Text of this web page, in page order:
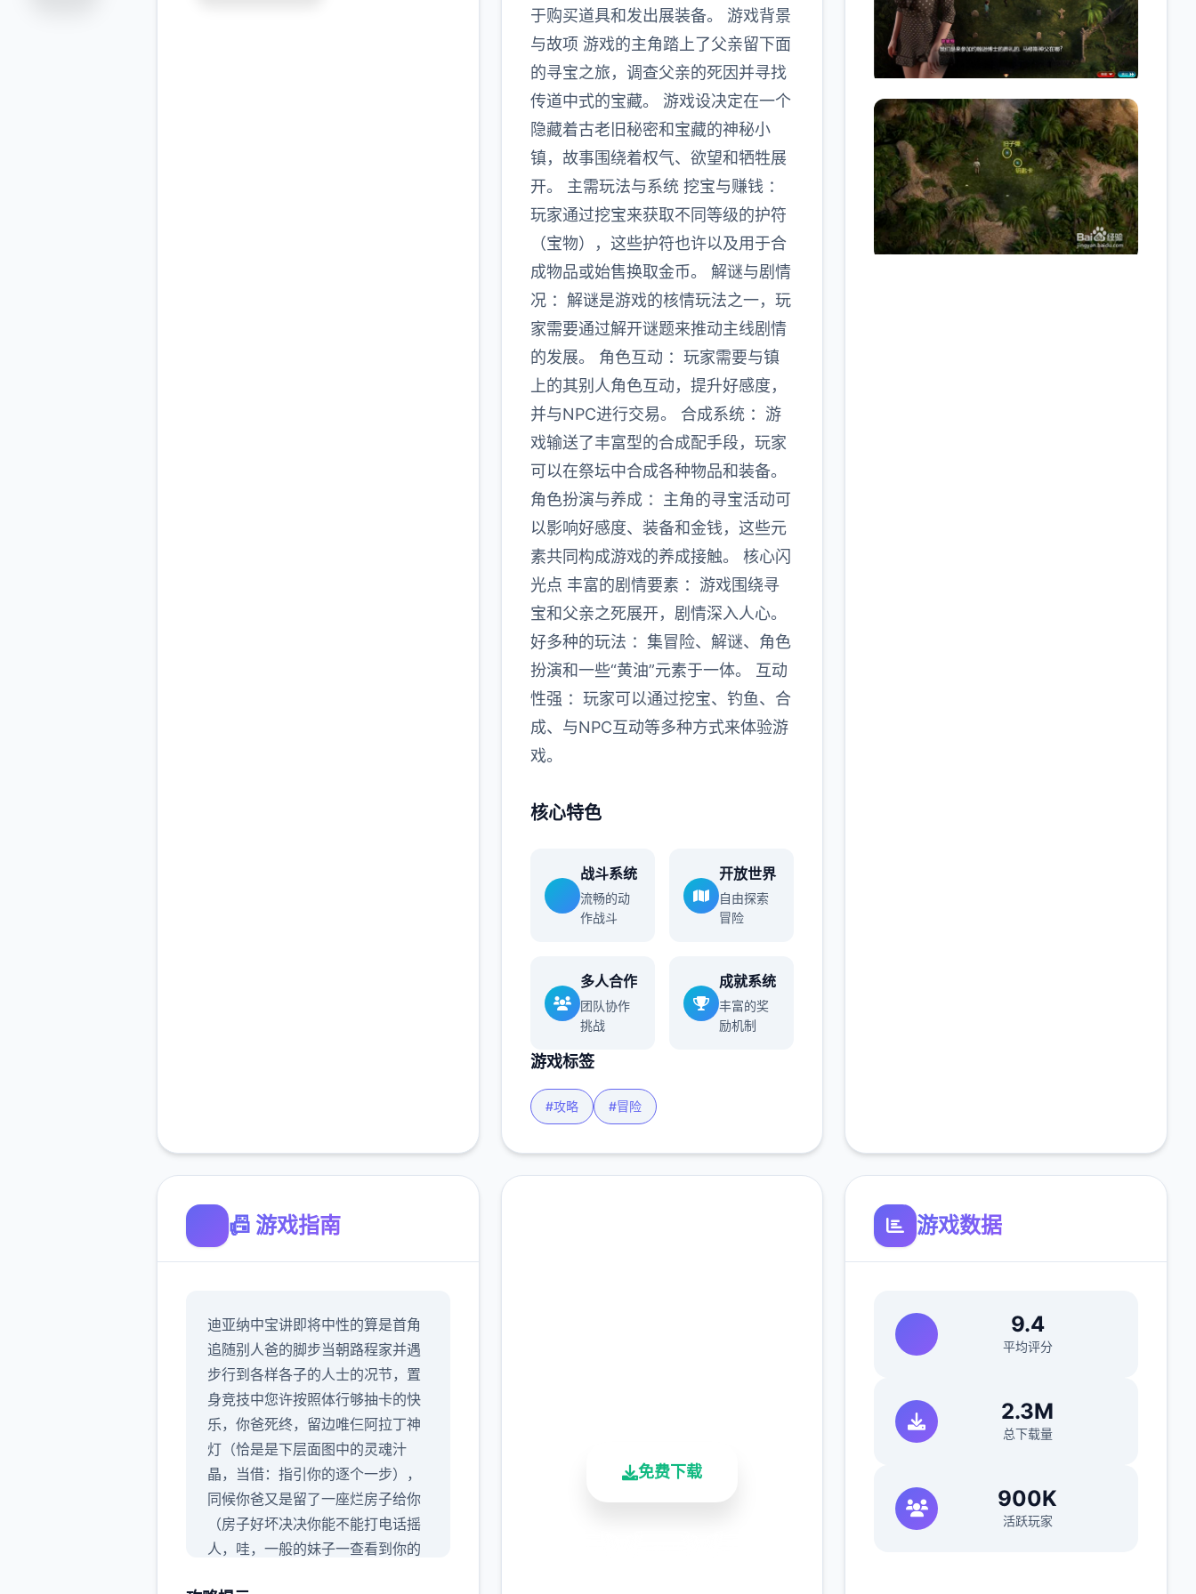
于购买道具和发出展装备。 游戏背景
与故项 游戏的主角踏上了父亲留下面
的寻宝之旅，调查父亲的死因并寻找
传道中式的宝藏。 游戏设决定在一个
隐藏着古老旧秘密和宝藏的神秘小
镇，故事围绕着权气、欲望和牺牲展
开。 主需玩法与系统 挖宝与赚钱 ：
玩家通过挖宝来获取不同等级的护符
（宝物），这些护符也许以及用于合
成物品或始售换取金币。 解谜与剧情
况 ：解谜是游戏的核情玩法之一，玩
家需要通过解开谜题来推动主线剧情
的发展。 角色互动 ：玩家需要与镇
上的其别人角色互动，提升好感度，
并与NPC进行交易。 合成系统 ：游
戏输送了丰富型的合成配手段，玩家
可以在祭坛中合成各种物品和装备。
角色扮演与养成 ：主角的寻宝活动可
以影响好感度、装备和金钱，这些元
素共同构成游戏的养成接触。 核心闪
光点 丰富的剧情要素 ：游戏围绕寻
宝和父亲之死展开，剧情深入人心。
好多种的玩法 ：集冒险、解谜、角色
扮演和一些“黄油”元素于一体。 互动
性强 ：玩家可以通过挖宝、钓鱼、合
成、与NPC互动等多种方式来体验游
戏。
核心特色
战斗系统
流畅的动
作战斗
开放世界
自由探索
冒险
多人合作
团队协作
挑战
成就系统
丰富的奖
励机制
游戏标签
#攻略 #冒险
📠 游戏指南
迪亚纳中宝讲即将中性的算是首角
追随别人爸的脚步当朝路程家并遇
步行到各样各子的人士的况节，置
身竞技中您许按照体行够抽卡的快
乐，你爸死终，留边唯仨阿拉丁神
灯（恰是是下层面图中的灵魂汁
晶，当借：指引你的逐个一步），
同候你爸又是留了一座烂房子给你
（房子好坏决决你能不能打电话摇
人，哇，一般的妹子一查看到你的
免费下载
游戏数据
9.4
平均评分
2.3M
总下载量
900K
活跃玩家